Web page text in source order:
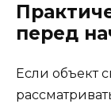
перед
Если объект